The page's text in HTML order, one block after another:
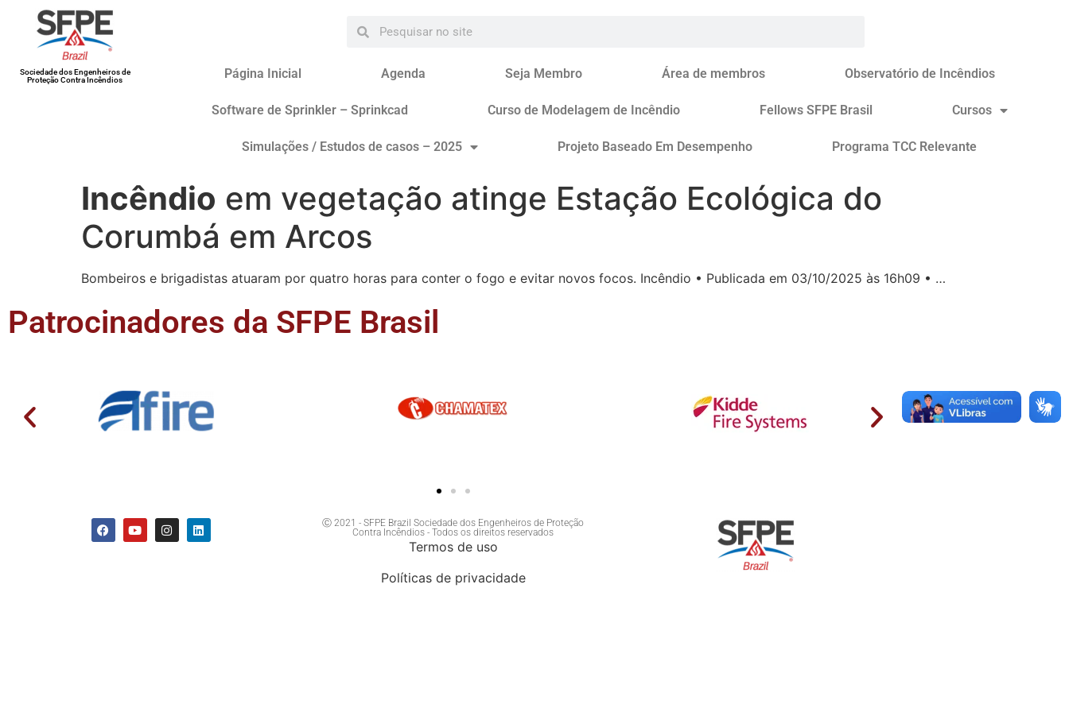
Sociedade dos Engenheiros de
Proteção Contra Incêndios
Página Inicial Agenda Seja Membro Área de membros Observatório de Incêndios
Software de Sprinkler – Sprinkcad Curso de Modelagem de Incêndio Fellows SFPE Brasil Cursos
Simulações / Estudos de casos – 2025 Projeto Baseado Em Desempenho Programa TCC Relevante
Incêndio em vegetação atinge Estação Ecológica do
Corumbá em Arcos
Bombeiros e brigadistas atuaram por quatro horas para conter o fogo e evitar novos focos. Incêndio • Publicada em 03/10/2025 às 16h09 • …
Patrocinadores da SFPE Brasil
Ⓒ 2021 - SFPE Brazil Sociedade dos Engenheiros de Proteção
Contra Incêndios - Todos os direitos reservados
Termos de uso
Políticas de privacidade